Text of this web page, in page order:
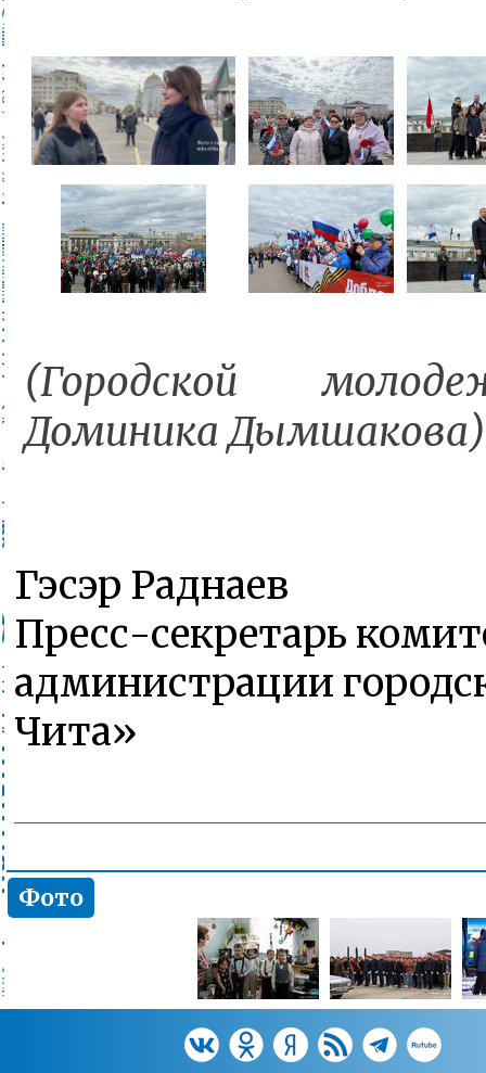
(Городской
Доминика Дымшакова)
Гэсэр Раднаев
Пресс-секретарь
администрации
Чита»
Фото